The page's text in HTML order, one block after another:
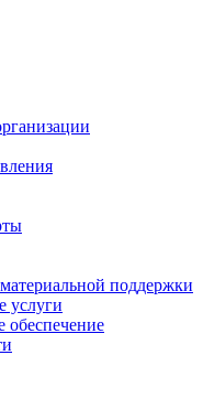
поддержки
услуги
обеспечение